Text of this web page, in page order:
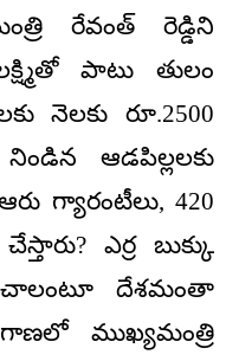
రేవంత్ రెడ్డిని
పాటు తులం
నెలకు రూ.2500
ఆడపిల్లలకు
గ్యారంటీలు, 420
ఎర్ర బుక్కు
దేశమంతా
ముఖ్యమంత్రి